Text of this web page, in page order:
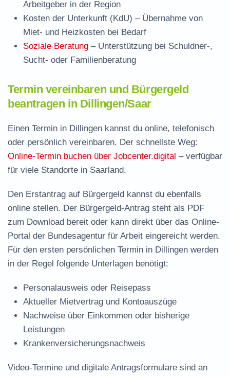
Arbeitgeber in der Region
Kosten der Unterkunft (KdU) – Übernahme von
Miet- und Heizkosten bei Bedarf
Soziale Beratung – Unterstützung bei Schuldner-,
Sucht- oder Familienberatung
Termin vereinbaren und Bürgergeld
beantragen in Dillingen/Saar
Einen Termin in Dillingen kannst du online, telefonisch
oder persönlich vereinbaren. Der schnellste Weg:
Online-Termin buchen über Jobcenter.digital – verfügbar
für viele Standorte in Saarland.
Den Erstantrag auf Bürgergeld kannst du ebenfalls
online stellen. Der Bürgergeld-Antrag steht als PDF
zum Download bereit oder kann direkt über das Online-
Portal der Bundesagentur für Arbeit eingereicht werden.
Für den ersten persönlichen Termin in Dillingen werden
in der Regel folgende Unterlagen benötigt:
Personalausweis oder Reisepass
Aktueller Mietvertrag und Kontoauszüge
Nachweise über Einkommen oder bisherige
Leistungen
Krankenversicherungsnachweis
Video-Termine und digitale Antragsformulare sind an